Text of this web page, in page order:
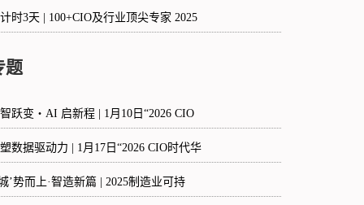
时3天 | 100+CIO及行业顶尖专家 2025
题
跃变・AI 启新程 | 1月10日“2026 CIO
数据驱动力 | 1月17日“2026 CIO时代华
’势而上·智造新篇 | 2025制造业可持